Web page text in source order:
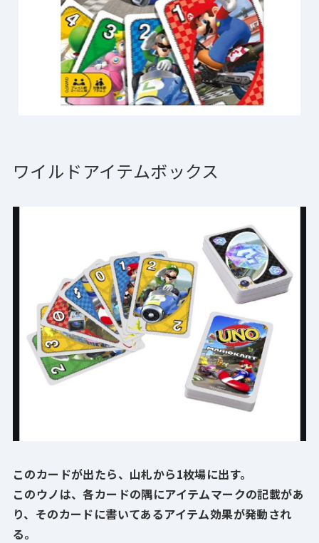
ワイルドアイテムボックス
このカードが出たら、山札から1枚場に出す。
このウノは、各カードの隅にアイテムマークの記載があ
り、そのカードに書いてあるアイテム効果が発動され
る。